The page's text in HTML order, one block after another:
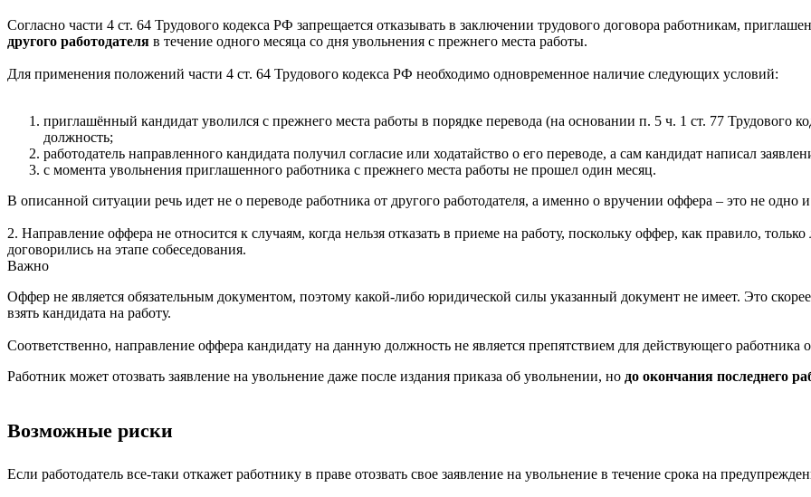
Согласно части 4 ст. 64 Трудового кодекса РФ запрещается отказывать в заключении трудового договора работникам,
другого работодателя в течение одного месяца со дня увольнения с прежнего места работы.
Для применения положений части 4 ст. 64 Трудового кодекса РФ необходимо одновременное наличие следующих условий:
приглашённый кандидат уволился с прежнего места работы в порядке перевода (на основании п. 5 ч. 1 ст. 77
должность;
работодатель направленного кандидата получил согласие или ходатайство о его переводе, а сам кандидат написал
с момента увольнения приглашенного работника с прежнего места работы не прошел один месяц.
В описанной ситуации речь идет не о переводе работника от другого работодателя, а именно о вручении оффера – это не одно
2. Направление оффера не относится к случаям, когда нельзя отказать в приеме на работу, поскольку оффер, как правило,
договорились на этапе собеседования.
Важно
Оффер не является обязательным документом, поэтому какой-либо юридической силы указанный документ не имеет. Это
взять кандидата на работу.
Соответственно, направление оффера кандидату на данную должность не является препятствием для действующего работника
Работник может отозвать заявление на увольнение даже после издания приказа об увольнении, но до окончания последнего
Возможные риски
Если работодатель все-таки откажет работнику в праве отозвать свое заявление на увольнение в течение срока на